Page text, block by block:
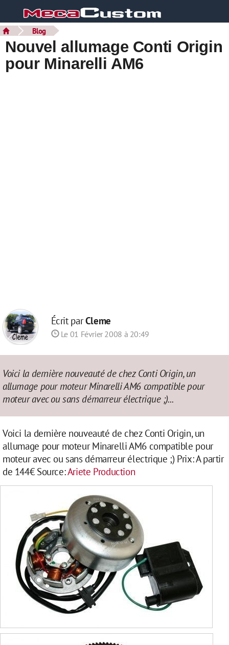
Blog
Nouvel allumage Conti Origin
pour Minarelli AM6
Écrit parCleme
Le 01 Février 2008 à 20:49
Voici la dernière nouveauté de chez Conti Origin, un
allumage pour moteur Minarelli AM6 compatible pour
moteur avec ou sans démarreur électrique ;)...
Voici la dernière nouveauté de chez Conti Origin, un
allumage pour moteur Minarelli AM6 compatible pour
moteur avec ou sans démarreur électrique ;) Prix: A partir
de 144€ Source:Ariete Production